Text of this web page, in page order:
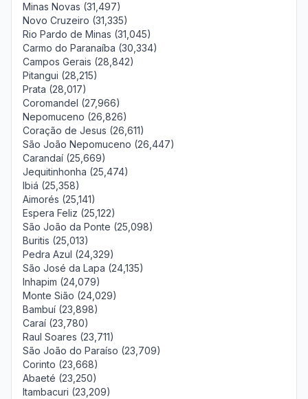
Minas Novas (31,497)
Novo Cruzeiro (31,335)
Rio Pardo de Minas (31,045)
Carmo do Paranaíba (30,334)
Campos Gerais (28,842)
Pitangui (28,215)
Prata (28,017)
Coromandel (27,966)
Nepomuceno (26,826)
Coração de Jesus (26,611)
São João Nepomuceno (26,447)
Carandaí (25,669)
Jequitinhonha (25,474)
Ibiá (25,358)
Aimorés (25,141)
Espera Feliz (25,122)
São João da Ponte (25,098)
Buritis (25,013)
Pedra Azul (24,329)
São José da Lapa (24,135)
Inhapim (24,079)
Monte Sião (24,029)
Bambuí (23,898)
Caraí (23,780)
Raul Soares (23,711)
São João do Paraíso (23,709)
Corinto (23,668)
Abaeté (23,250)
Itambacuri (23,209)